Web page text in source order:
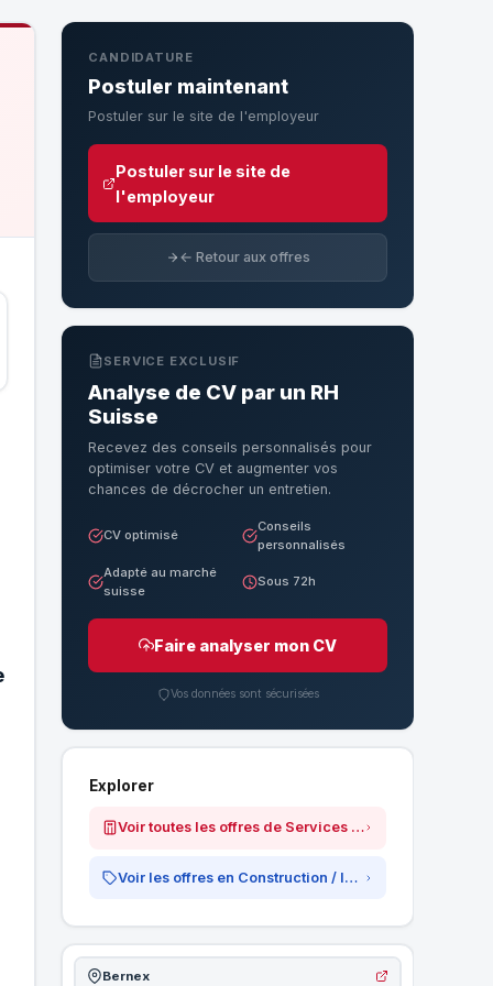
CANDIDATURE
Postuler maintenant
Postuler sur le site de l'employeur
Postuler sur le site de
l'employeur
← Retour aux offres
SERVICE EXCLUSIF
Analyse de CV par un RH
Suisse
Recevez des conseils personnalisés pour
optimiser votre CV et augmenter vos
chances de décrocher un entretien.
CV optimisé
Conseils
personnalisés
Adapté au marché
suisse
Sous 72h
Faire analyser mon CV
Vos données sont sécurisées
Explorer
Voir toutes les offres de Services Plus Energies SA
Voir les offres en Construction / Immobilier
Bernex